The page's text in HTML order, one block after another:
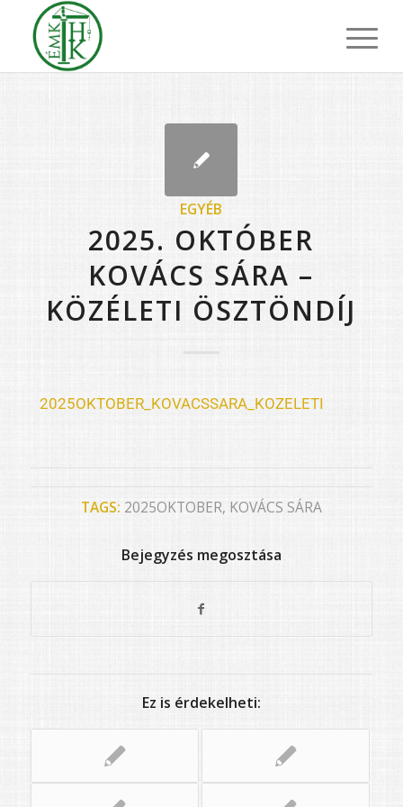
EGYÉB
2025. OKTÓBER
KOVÁCS SÁRA –
KÖZÉLETI ÖSZTÖNDÍJ
2025OKTOBER_KOVACSSARA_KOZELETI
TAGS: 2025OKTOBER, KOVÁCS SÁRA
Bejegyzés megosztása
Ez is érdekelheti: